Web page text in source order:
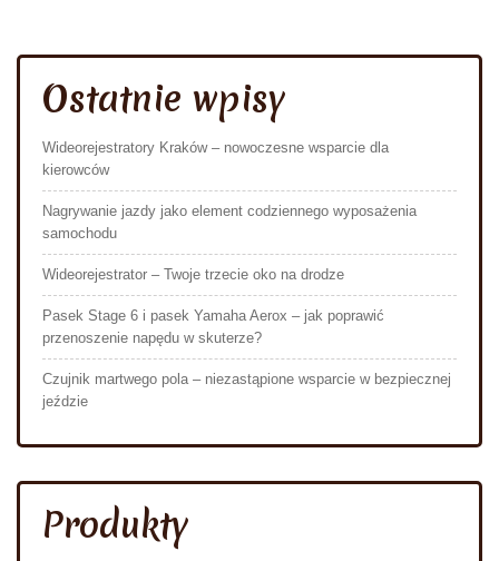
Ostatnie wpisy
Wideorejestratory Kraków – nowoczesne wsparcie dla
kierowców
Nagrywanie jazdy jako element codziennego wyposażenia
samochodu
Wideorejestrator – Twoje trzecie oko na drodze
Pasek Stage 6 i pasek Yamaha Aerox – jak poprawić
przenoszenie napędu w skuterze?
Czujnik martwego pola – niezastąpione wsparcie w bezpiecznej
jeździe
Produkty